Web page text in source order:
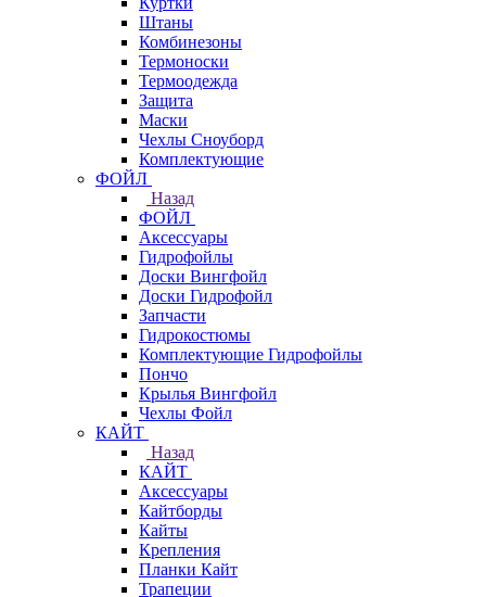
Штаны
Комбинезоны
Термоноски
Термоодежда
Защита
Маски
Чехлы Сноуборд
Комплектующие
ФОЙЛ
Назад
ФОЙЛ
Аксессуары
Гидрофойлы
Доски Вингфойл
Доски Гидрофойл
Запчасти
Гидрокостюмы
Комплектующие Гидрофойлы
Пончо
Крылья Вингфойл
Чехлы Фойл
КАЙТ
Назад
КАЙТ
Аксессуары
Кайтборды
Кайты
Крепления
Планки Кайт
Трапеции